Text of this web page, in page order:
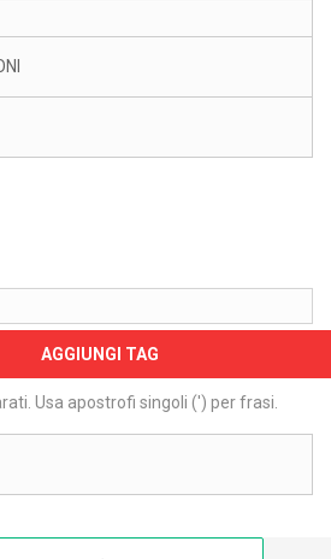
AGGIUNGI TAG
Usa apostrofi singoli (') per frasi.